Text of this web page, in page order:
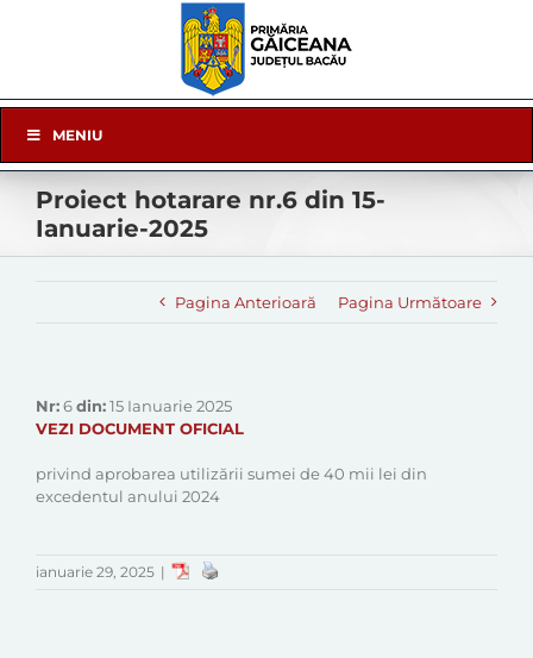
Navigation
MENIU
Proiect hotarare nr.6 din 15-
Ianuarie-2025
Pagina Anterioară Pagina Următoare
Nr:6din:15 Ianuarie 2025
VEZI DOCUMENT OFICIAL
privind aprobarea utilizării sumei de 40 mii lei din
excedentul anului 2024
ianuarie 29, 2025 |